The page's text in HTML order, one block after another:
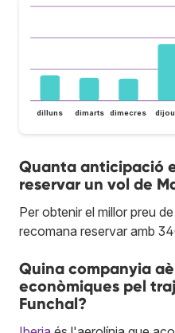
dilluns dimarts dimecres
Quanta anticipació
reservar un vol de
Per obtenir el millor preu
recomana reservar amb
Quina companyia
econòmiques pel
Funchal?